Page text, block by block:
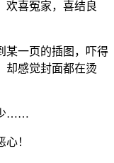
欢喜冤家，喜结良
某一页的插图，吓得
却感觉封面都在烫
……
！